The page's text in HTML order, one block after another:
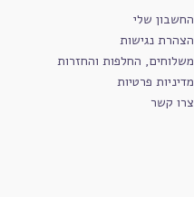
החשבון שלי
הצהרת נגישות
משלוחים, החלפות והחזרות
מדיניות פרטיות
צרו קשר